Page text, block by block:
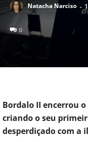
Natacha Narciso -
0
Bordalo II encerrou
criando o seu
desperdiçado com a